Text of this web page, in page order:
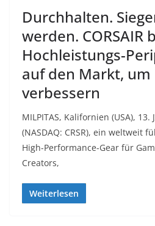
Durchhalten.
werden. CORSAIR
Hochleistungs-
auf den Markt, um
verbessern
MILPITAS, Kalifornien (USA), 13.
(NASDAQ: CRSR), ein weltweit
High-Performance-Gear für
Creators,
Weiterlesen